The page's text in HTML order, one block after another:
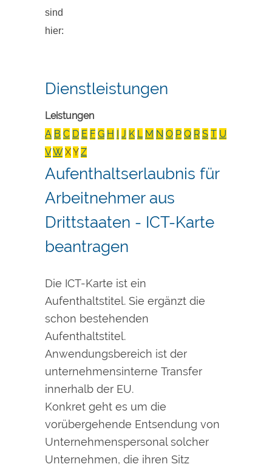
sind
hier:
Dienstleistungen
Leistungen
A B C D E F G H I J K L M N O P Q R S T U
VW XY Z
Aufenthaltserlaubnis für
Arbeitnehmer aus
Drittstaaten - ICT-Karte
beantragen
Die ICT-Karte ist ein
Aufenthaltstitel. Sie ergänzt die
schon bestehenden
Aufenthaltstitel.
Anwendungsbereich ist der
unternehmensinterne Transfer
innerhalb der EU.
Konkret geht es um die
vorübergehende Entsendung von
Unternehmenspersonal solcher
Unternehmen, die ihren Sitz